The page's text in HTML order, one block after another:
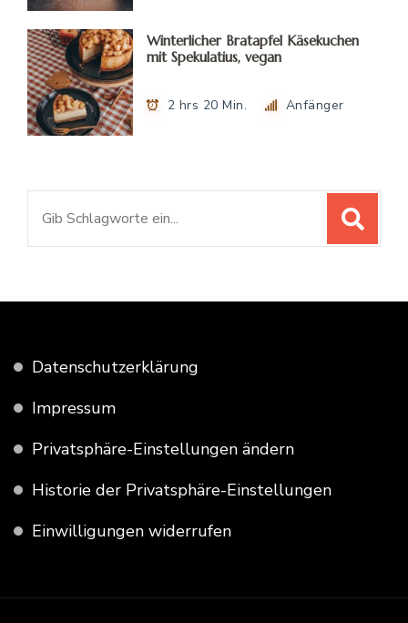
Winterlicher Bratapfel Käsekuchen
mit Spekulatius, vegan
2 hrs 20 Min. Anfänger
Datenschutzerklärung
Impressum
Privatsphäre-Einstellungen ändern
Historie der Privatsphäre-Einstellungen
Einwilligungen widerrufen